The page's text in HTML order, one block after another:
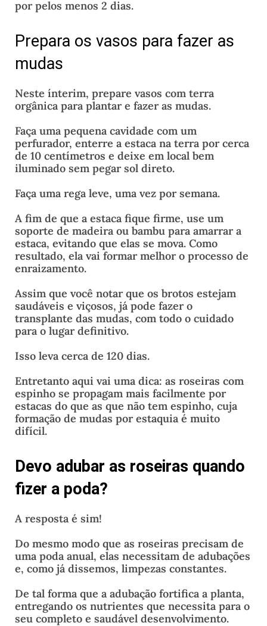
por pelos menos 2 dias.
Prepara os vasos para fazer as
mudas
Neste ínterim, prepare vasos com terra
orgânica para plantar e fazer as mudas.
Faça uma pequena cavidade com um
perfurador, enterre a estaca na terra por cerca
de 10 centímetros e deixe em local bem
iluminado sem pegar sol direto.
Faça uma rega leve, uma vez por semana.
A fim de que a estaca fique firme, use um
soporte de madeira ou bambu para amarrar a
estaca, evitando que elas se mova. Como
resultado, ela vai formar melhor o processo de
enraizamento.
Assim que você notar que os brotos estejam
saudáveis e viçosos, já pode fazer o
transplante das mudas, com todo o cuidado
para o lugar definitivo.
Isso leva cerca de 120 dias.
Entretanto aqui vai uma dica: as roseiras com
espinho se propagam mais facilmente por
estacas do que as que não tem espinho, cuja
formação de mudas por estaquia é muito
difícil.
Devo adubar as roseiras quando
fizer a poda?
A resposta é sim!
Do mesmo modo que as roseiras precisam de
uma poda anual, elas necessitam de adubações
e, como já dissemos, limpezas constantes.
De tal forma que a adubação fortifica a planta,
entregando os nutrientes que necessita para o
seu completo e saudável desenvolvimento.